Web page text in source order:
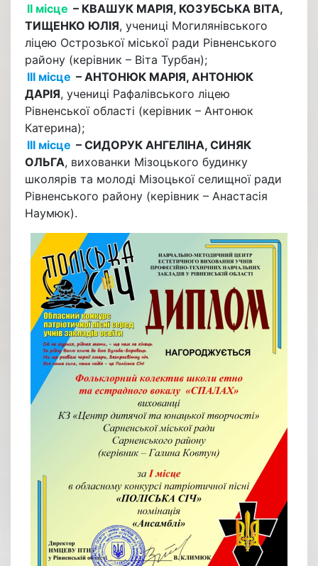
ІІ місце – КВАШУК МАРІЯ, КОЗУБСЬКА ВІТА,
ТИЩЕНКО ЮЛІЯ, учениці Могилянівського
ліцею Острозької міської ради Рівненського
району (керівник – Віта Турбан);
ІІІ місце – АНТОНЮК МАРІЯ, АНТОНЮК
ДАРІЯ, учениці Рафалівського ліцею
Рівненської області (керівник – Антонюк
Катерина);
ІІІ місце – СИДОРУК АНГЕЛІНА, СИНЯК
ОЛЬГА, вихованки Мізоцького будинку
школярів та молоді Мізоцької селищної ради
Рівненського району (керівник – Анастасія
Наумюк).